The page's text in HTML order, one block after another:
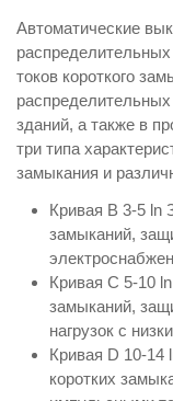
Автоматические
распределительных
токов короткого
зданий, а также в
три типа
замыкания и
Кривая В 3-5 ln
замыканий,
Кривая С 5-10
замыканий,
нагрузок с
Кривая D 10-14
коротких